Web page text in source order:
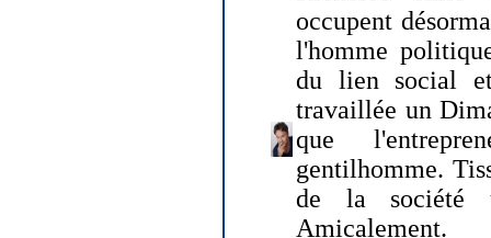
occupent
l'homme
du lien social
travaillée un
que
gentilhomme.
de la société
Amicalement.